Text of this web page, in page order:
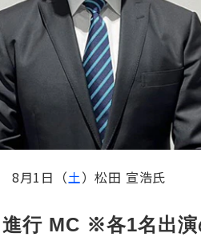
8月1日（土）松田 宣浩氏
行 MC ※各1名出